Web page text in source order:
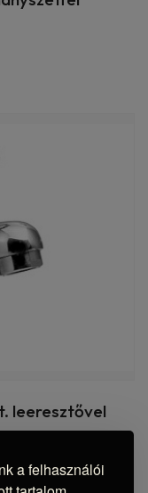
a felhasználói
leeresztővel